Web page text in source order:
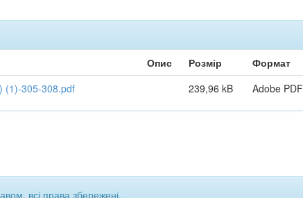
Опис Розмір
Формат
(1)-305-308.pdf
239,96 kB Adobe PDF
всі права збережені.